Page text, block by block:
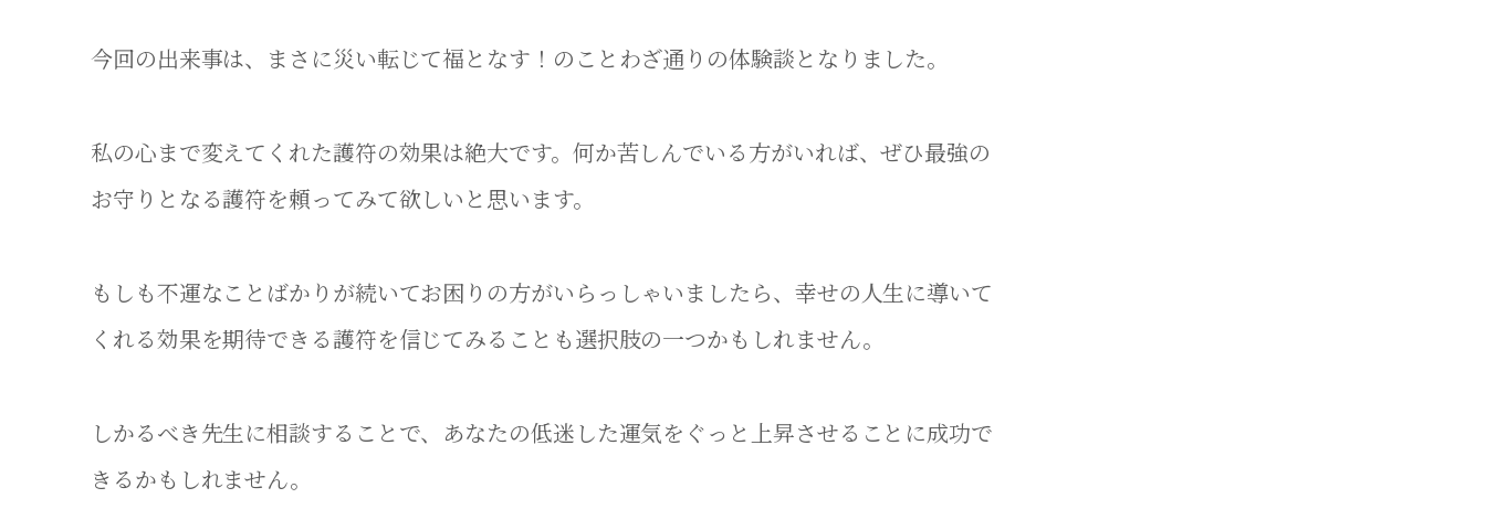
今回の出来事は、まさに災い転じて福となす！のことわざ通りの体験談となりました。
私の心まで変えてくれた護符の効果は絶大です。何か苦しんでいる方がいれば、ぜひ最強の
お守りとなる護符を頼ってみて欲しいと思います。
もしも不運なことばかりが続いてお困りの方がいらっしゃいましたら、幸せの人生に導いて
くれる効果を期待できる護符を信じてみることも選択肢の一つかもしれません。
しかるべき先生に相談することで、あなたの低迷した運気をぐっと上昇させることに成功で
きるかもしれません。